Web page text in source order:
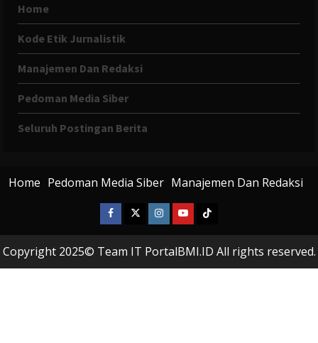
Home
Kode Etik Jurnalistik
Manajemen Dan Redaksi
Pedoman Media Siber
Seluruh Postingan Berita
Home Pedoman Media Siber Manajemen Dan Redaksi
Facebook
X
Instagram
YoutubeTiktok
Copyright 2025© Team IT PortalBMI.ID All rights reserved.